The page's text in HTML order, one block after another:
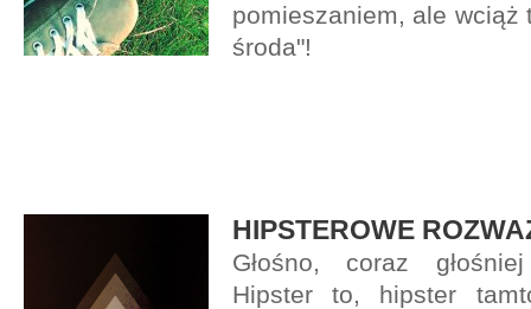
pomieszaniem, ale wciąż
środa"!
HIPSTEROWE
Głośno, coraz
Hipster to, hipster